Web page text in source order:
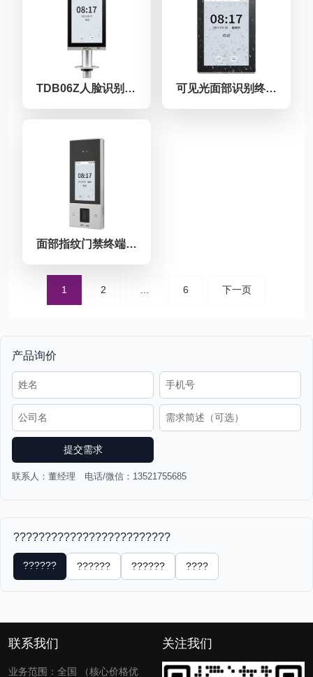
TDB06Z人脸识别门禁终端（室外款） 可见光面部识别终端TDB08
面部指纹门禁终端nFace128
1 2 6 下一页
产品询价
提交需求
联系人：董经理 电话/微信：13521755685
?????????????????????????
?????? ?????? ?????? ????
联系我们
业务范围：全国 （核心价格优
关注我们